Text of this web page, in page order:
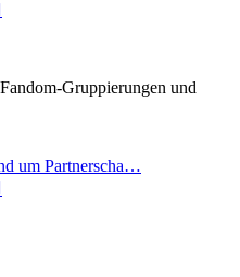
Gruppierungen und
um Partnerscha…